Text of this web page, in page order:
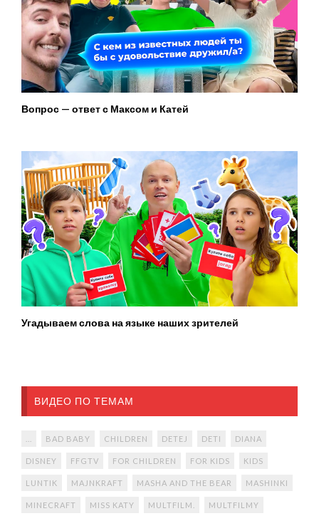
Вопрос — ответ с Максом и Катей
Угадываем слова на языке наших зрителей
ВИДЕО ПО ТЕМАМ
BAD BABY CHILDREN DETEJ DETI DIANA
DISNEY FFGTV FOR CHILDREN FOR KIDS KIDS
LUNTIK MAJNKRAFT MASHA AND THE BEAR MASHINKI
MINECRAFT MISS KATY MULTFILM. MULTFILMY